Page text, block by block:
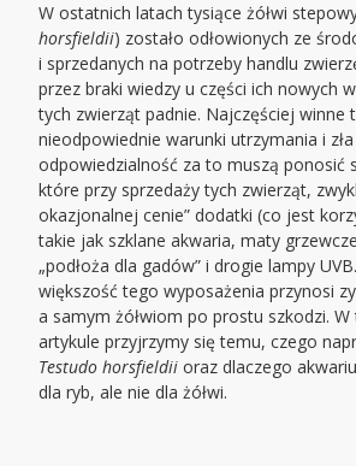
W ostatnich latach tysiące żółwi
horsfieldii) zostało odłowionych ze
i sprzedanych na potrzeby handlu
przez braki wiedzy u części ich nowych
tych zwierząt padnie. Najczęściej winne
nieodpowiednie warunki utrzymania i
odpowiedzialność za to muszą ponosić
które przy sprzedaży tych zwierząt,
okazjonalnej cenie” dodatki (co jest
takie jak szklane akwaria, maty
„podłoża dla gadów” i drogie lampy
większość tego wyposażenia przynosi
a samym żółwiom po prostu szkodzi.
artykule przyjrzymy się temu, czego
Testudo horsfieldiioraz dlaczego
dla ryb, ale nie dla żółwi.